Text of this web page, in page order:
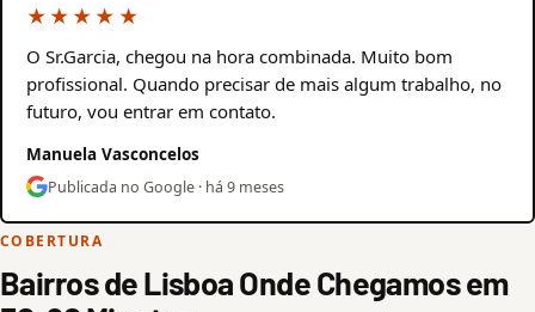
★★★★★
O Sr.Garcia, chegou na hora combinada. Muito bom
profissional. Quando precisar de mais algum trabalho, no
futuro, vou entrar em contato.
Manuela Vasconcelos
Publicada no Google · há 9 meses
COBERTURA
Bairros de Lisboa Onde Chegamos em